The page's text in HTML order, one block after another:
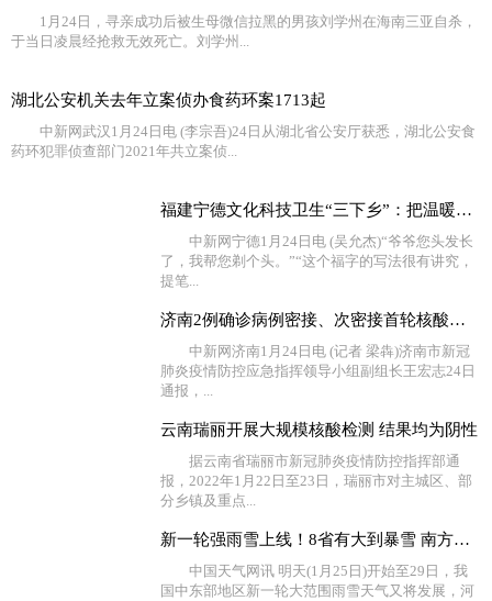
1月24日，寻亲成功后被生母微信拉黑的男孩刘学州在海南三亚自杀，
于当日凌晨经抢救无效死亡。刘学州...
湖北公安机关去年立案侦办食药环案1713起
中新网武汉1月24日电 (李宗吾)24日从湖北省公安厅获悉，湖北公安食
药环犯罪侦查部门2021年共立案侦...
福建宁德文化科技卫生“三下乡”：把温暖送到百姓的心坎
中新网宁德1月24日电 (吴允杰)“爷爷您头发长
了，我帮您剃个头。”“这个福字的写法很有讲究，
提笔...
济南2例确诊病例密接、次密接首轮核酸检测结果均为阴性
中新网济南1月24日电 (记者 梁犇)济南市新冠
肺炎疫情防控应急指挥领导小组副组长王宏志24日
通报，...
云南瑞丽开展大规模核酸检测 结果均为阴性
据云南省瑞丽市新冠肺炎疫情防控指挥部通
报，2022年1月22日至23日，瑞丽市对主城区、部
分乡镇及重点...
新一轮强雨雪上线！8省有大到暴雪 南方湿冷将持续至春节
中国天气网讯 明天(1月25日)开始至29日，我
国中东部地区新一轮大范围雨雪天气又将发展，河